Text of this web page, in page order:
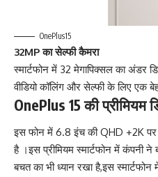
OnePlus15
32MP का सेल्फी कैमरा
स्मार्टफोन में 32 मेगापिक्सल का अंडर
वीडियो कॉलिंग और सेल्फी के लिए एक
OnePlus 15 की प्रीमियम
इस फोन में 6.8 इंच की QHD +2K
है ।इस प्रीमियम स्मार्टफोन में कंपनी
बचत का भी ध्यान रखा है,इस